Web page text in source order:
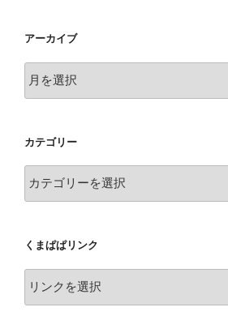
アーカイブ
ー
ブ
カテゴリー
テ
ー
くまぱぱリンク